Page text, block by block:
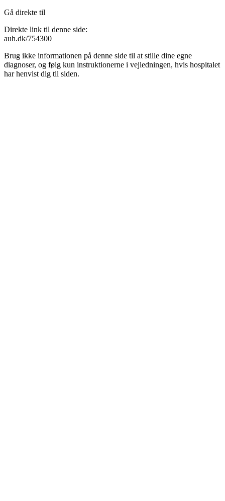
Gå direkte til
Direkte link til denne side:
auh.dk/754300
Brug ikke informationen på denne side til at stille dine egne
diagnoser, og følg kun instruktionerne i vejledningen, hvis hospitalet
har henvist dig til siden.